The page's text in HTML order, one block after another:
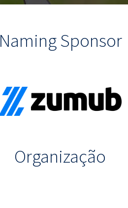
Naming Sponsor
Organização